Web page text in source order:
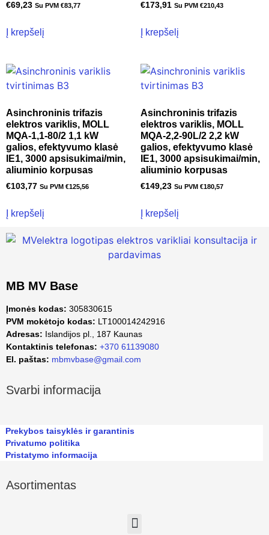
€69,23 Su PVM €83,77
Į krepšelį
€173,91 Su PVM €210,43
Į krepšelį
Asinchroninis trifazis
elektros variklis, MOLL
MQA-1,1-80/2 1,1 kW
galios, efektyvumo klasė
IE1, 3000 apsisukimai/min,
aliuminio korpusas
€103,77 Su PVM €125,56
Į krepšelį
Asinchroninis trifazis
elektros variklis, MOLL
MQA-2,2-90L/2 2,2 kW
galios, efektyvumo klasė
IE1, 3000 apsisukimai/min,
aliuminio korpusas
€149,23 Su PVM €180,57
Į krepšelį
MB MV Base
Įmonės kodas: 305830615
PVM mokėtojo kodas: LT100014242916
Adresas: Islandijos pl., 187 Kaunas
Kontaktinis telefonas: +370 61139080
El. paštas: mbmvbase@gmail.com
Svarbi informacija
Prekybos taisyklės ir garantinis
Privatumo politika
Pristatymo informacija
Asortimentas